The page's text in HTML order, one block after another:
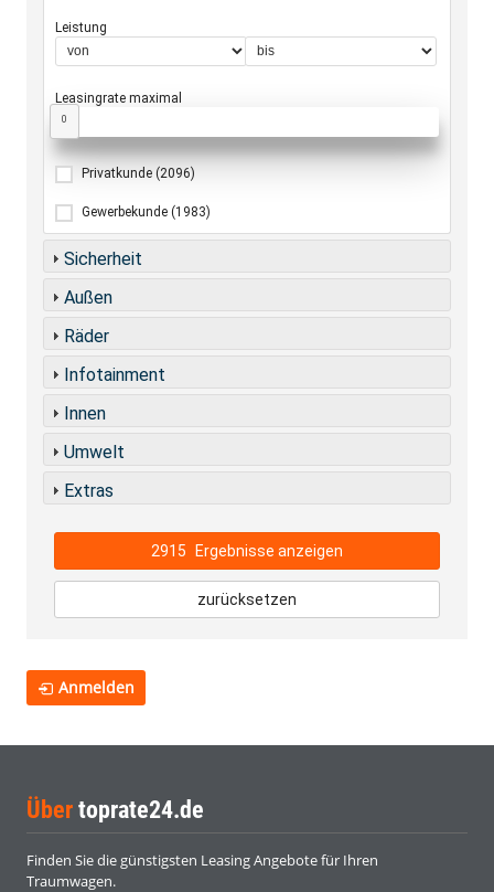
Leistung
Leasingrate maximal
0
Privatkunde (2096)
Gewerbekunde (1983)
Sicherheit
Außen
Räder
Infotainment
Innen
Umwelt
Extras
2915 Ergebnisse anzeigen
zurücksetzen
Anmelden
Über toprate24.de
Finden Sie die günstigsten Leasing Angebote für Ihren
Traumwagen.